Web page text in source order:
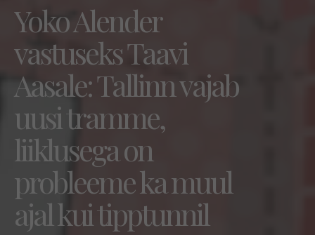
Yoko Alender
vastuseks Taavi
Aasale: Tallinn vajab
uusi tramme,
liiklusega on
probleeme ka muul
ajal kui tipptunnil